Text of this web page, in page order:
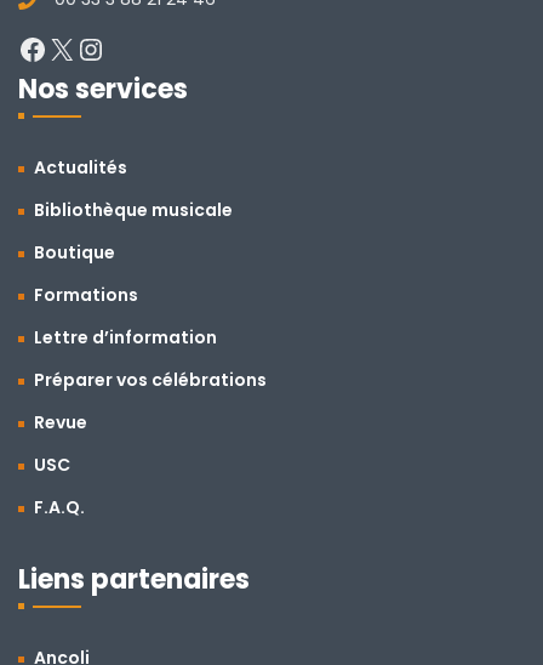
Facebook
X
Nos services
Actualités
Bibliothèque musicale
Boutique
Formations
Lettre d’information
Préparer vos célébrations
Revue
USC
F.A.Q.
Liens partenaires
Ancoli